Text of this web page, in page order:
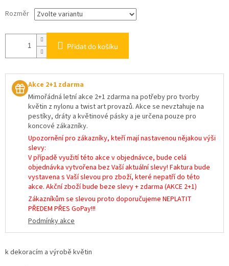
Rozměr
Přidat do košíku
Akce 2+1 zdarma
Mimořádná letní akce 2+1 zdarma na potřeby pro tvorby
květin z nylonu a twist art provazů. Akce se nevztahuje na
pestíky, dráty a květinové pásky a je určena pouze pro
koncové zákazníky.
Upozornění pro zákazníky, kteří mají nastavenou nějakou výši
slevy:
V případě využití této akce v objednávce, bude celá
objednávka vytvořena bez Vaší aktuální slevy! Faktura bude
vystavena s Vaší slevou pro zboží, které nepatří do této
akce. Akční zboží bude beze slevy + zdarma (AKCE 2+1)
Zákazníkům se slevou proto doporučujeme NEPLATIT
PŘEDEM PŘES GoPay!!!
Podmínky akce
k dekoracím a výrobě květin